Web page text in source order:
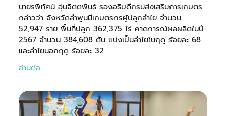
นายรพีทัศน์ อุ่นจิตตพันธ์ รองอธิบดีกรมส่งเสริมการเกษตร
กล่าวว่า จังหวัดลำพูนมีเกษตรกรผู้ปลูกลำไย จำนวน
52,947 ราย พื้นที่ปลูก 362,375 ไร่ คาดการณ์ผลผลิตในปี
2567 จำนวน 384,608 ตัน แบ่งเป็นลำไยในฤดู ร้อยละ 68
และลำไยนอกฤดู ร้อยละ 32
อ่านต่อ